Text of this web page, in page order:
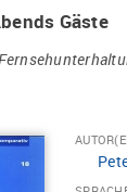
Gäste